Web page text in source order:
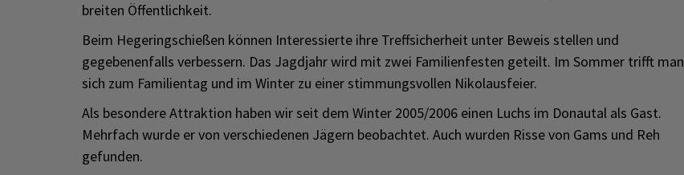
breiten Öffentlichkeit.
Beim Hegeringschießen können Interessierte ihre Treffsicherheit unter Beweis stellen und
gegebenenfalls verbessern. Das Jagdjahr wird mit zwei Familienfesten geteilt. Im Sommer trifft man
sich zum Familientag und im Winter zu einer stimmungsvollen Nikolausfeier.
Als besondere Attraktion haben wir seit dem Winter 2005/2006 einen Luchs im Donautal als Gast.
Mehrfach wurde er von verschiedenen Jägern beobachtet. Auch wurden Risse von Gams und Reh
gefunden.